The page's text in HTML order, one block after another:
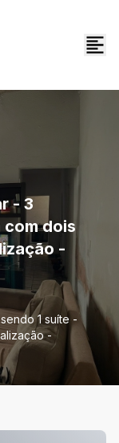
- 3
com dois
-
1 suíte -
-